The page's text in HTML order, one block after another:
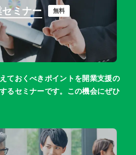
セミナー 無料
ておくべきポイントを開業支援の
るセミナーです。この機会にぜひ